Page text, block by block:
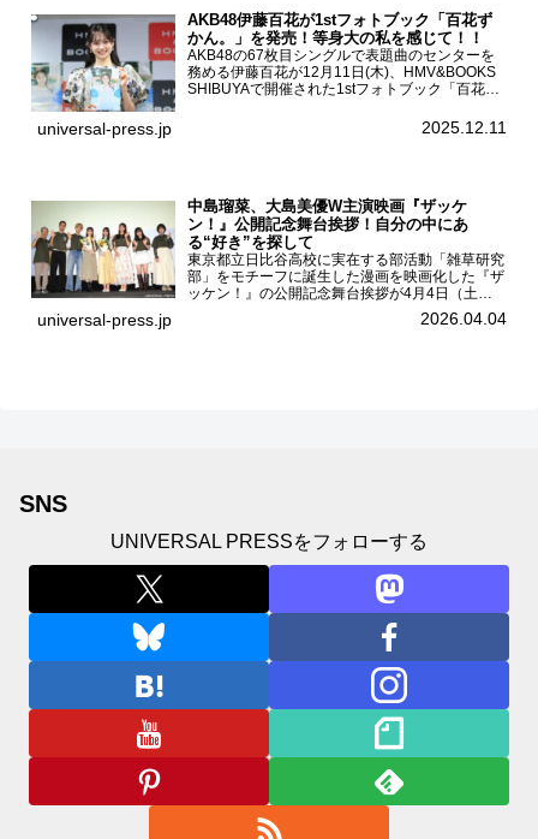
AKB48伊藤百花が1stフォトブック「百花ず
かん。」を発売！等身大の私を感じて！！
AKB48の67枚目シングルで表題曲のセンターを
務める伊藤百花が12月11日(木)、HMV&BOOKS
SHIBUYAで開催された1stフォトブック「百花ず
した。AKB48伊藤百花1stフォトブッ...
universal-press.jp 2025.12.11
中島瑠菜、大島美優W主演映画『ザッケ
ン！』公開記念舞台挨拶！自分の中にあ
る“好き”を探して
東京都立日比谷高校に実在する部活動「雑草研究
部」をモチーフに誕生した漫画を映画化した『ザ
ッケン！』の公開記念舞台挨拶が4月4日（土）
ユナイテッドシネマお台場で開催され、出演者の
中島瑠菜、大島美優、八神遼介（ICEx）、阿佐
universal-press.jp 2026.04.04
SNS
UNIVERSAL PRESSをフォローする